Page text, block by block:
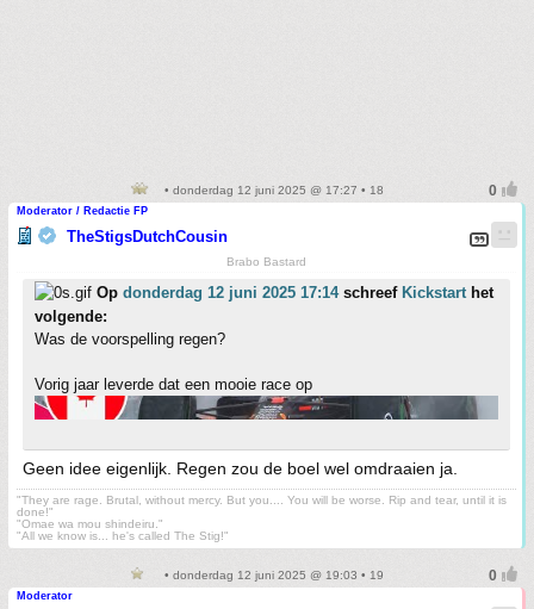
• donderdag 12 juni 2025 @ 17:27 • 18
Moderator / Redactie FP
TheStigsDutchCousin
Brabo Bastard
Op donderdag 12 juni 2025 17:14schreef Kickstarthet
volgende:
Was de voorspelling regen?
Vorig jaar leverde dat een mooie race op
Geen idee eigenlijk. Regen zou de boel wel omdraaien ja.
"They are rage. Brutal, without mercy. But you.... You will be worse. Rip and tear, until it is
done!"
"Omae wa mou shindeiru."
"All we know is... he's called The Stig!"
• donderdag 12 juni 2025 @ 19:03 • 19
Moderator